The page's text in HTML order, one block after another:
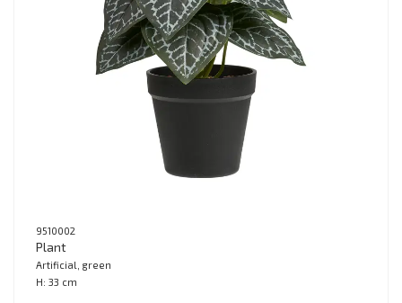
9510002
Plant
Artificial, green
H: 33 cm